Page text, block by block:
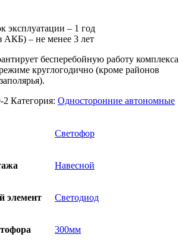
эксплуатации – 1 год
АКБ) – не менее 3 лет
бесперебойную работу комплекса
круглогодично (кроме районов
2 Категория: Односторонние автономные
Светофор
Навесной
элемент Светодиод
300мм